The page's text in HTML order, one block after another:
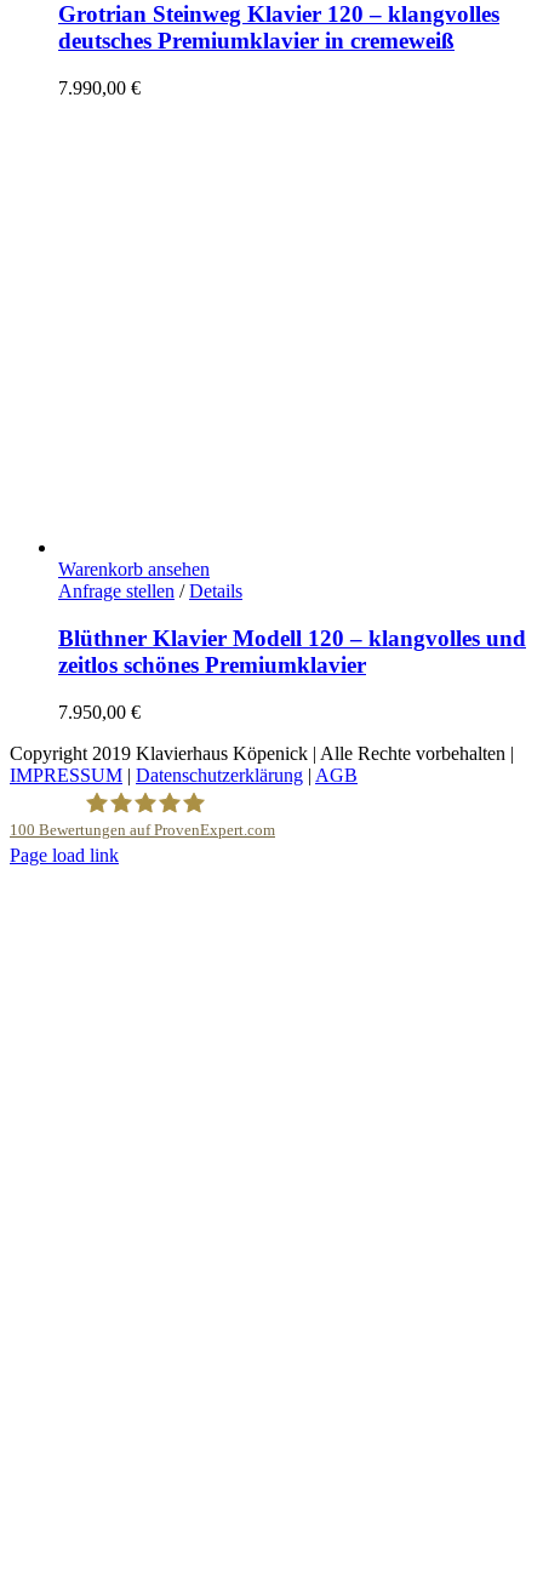
Grotrian Steinweg Klavier 120 – klangvolles
deutsches Premiumklavier in cremeweiß
7.990,00 €
Warenkorb ansehen
Anfrage stellen / Details
Blüthner Klavier Modell 120 – klangvolles und
zeitlos schönes Premiumklavier
7.950,00 €
Copyright 2019 Klavierhaus Köpenick | Alle Rechte vorbehalten |
IMPRESSUM | Datenschutzerklärung | AGB
100 Bewertungen auf ProvenExpert.com
YouTube
Page load link